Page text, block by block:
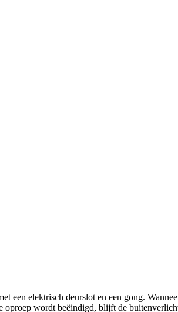
een elektrisch deurslot en een gong.
oproep wordt beëindigd, blijft de